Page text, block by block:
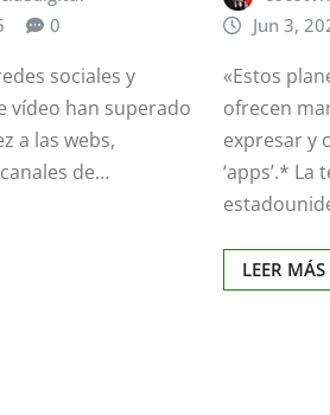
0
sociales y
vídeo han superado
a las webs,
de…
Jun 3,
«Estos
ofrecen
expresar y
‘apps’.* La
LEER MÁS